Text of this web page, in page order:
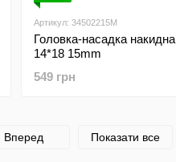
Артикул: 34502215M
Головка-насадка накидна
14*18 15mm
549 грн
Вперед Показати все